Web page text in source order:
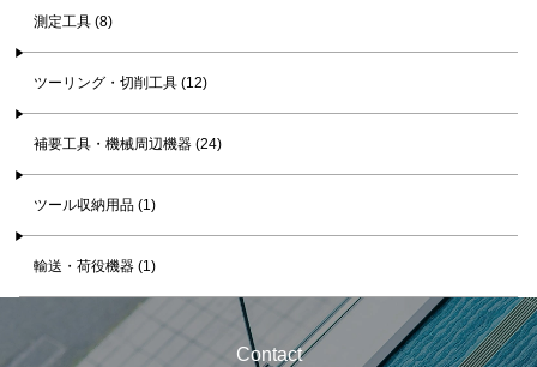
測定工具 (8)
ツーリング・切削工具 (12)
補要工具・機械周辺機器 (24)
ツール収納用品 (1)
輸送・荷役機器 (1)
Contact